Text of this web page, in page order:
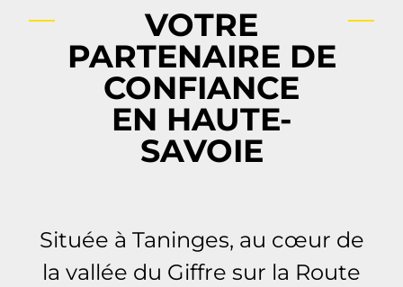
VOTRE
PARTENAIRE DE
CONFIANCE
EN HAUTE-
SAVOIE
Située à Taninges, au cœur de
la vallée du Giffre sur la Route